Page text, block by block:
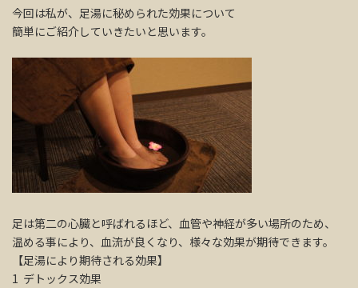
今回は私が、足湯に秘められた効果について
簡単にご紹介していきたいと思います。
足は第二の心臓と呼ばれるほど、血管や神経が多い場所のため、
温める事により、血流が良くなり、様々な効果が期待できます。
【足湯により期待される効果】
1 デトックス効果